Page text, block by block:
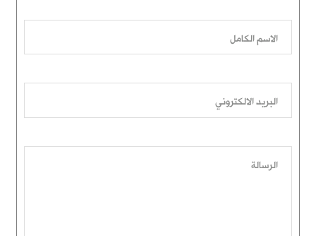
الاسم الكامل
البريد الالكتروني
الرسالة